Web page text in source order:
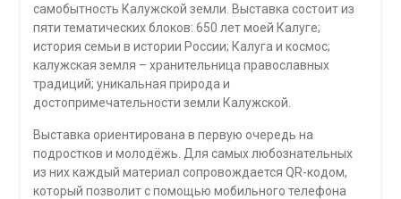
самобытность Калужской земли. Выставка состоит из
пяти тематических блоков: 650 лет моей Калуге;
история семьи в истории России; Калуга и космос;
калужская земля – хранительница православных
традиций; уникальная природа и
достопримечательности земли Калужской.
Выставка ориентирована в первую очередь на
подростков и молодёжь. Для самых любознательных
из них каждый материал сопровождается QR-кодом,
который позволит с помощью мобильного телефона